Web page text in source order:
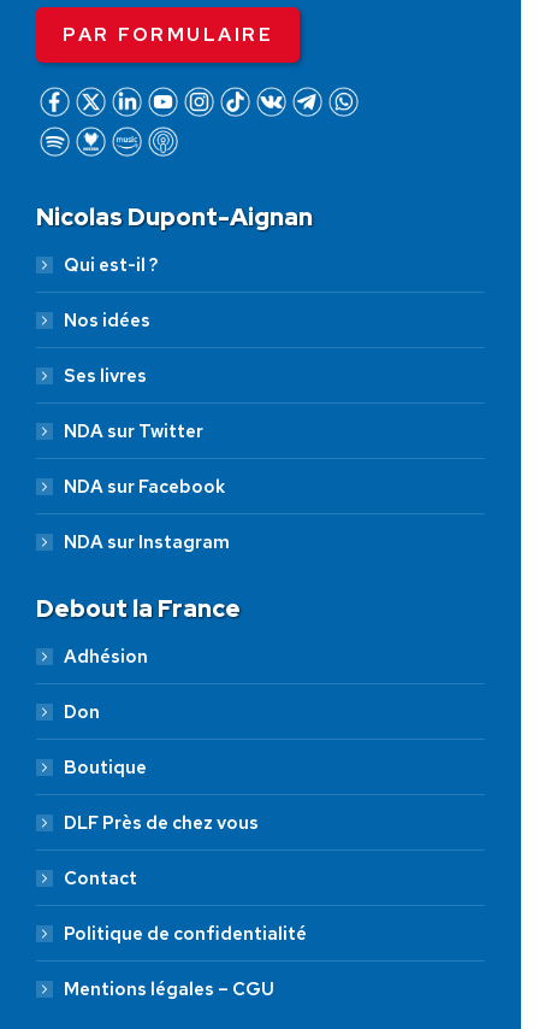
PAR FORMULAIRE
Nicolas Dupont-Aignan
Qui est-il ?
Nos idées
Ses livres
NDA sur Twitter
NDA sur Facebook
NDA sur Instagram
Debout la France
Adhésion
Don
Boutique
DLF Près de chez vous
Contact
Politique de confidentialité
Mentions légales – CGU